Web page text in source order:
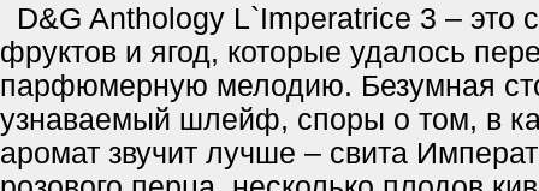
D&G Anthology L`Imperatrice 3 – это
фруктов и ягод, которые удалось
парфюмерную мелодию. Безумная
узнаваемый шлейф, споры о том, в
аромат звучит лучше – свита